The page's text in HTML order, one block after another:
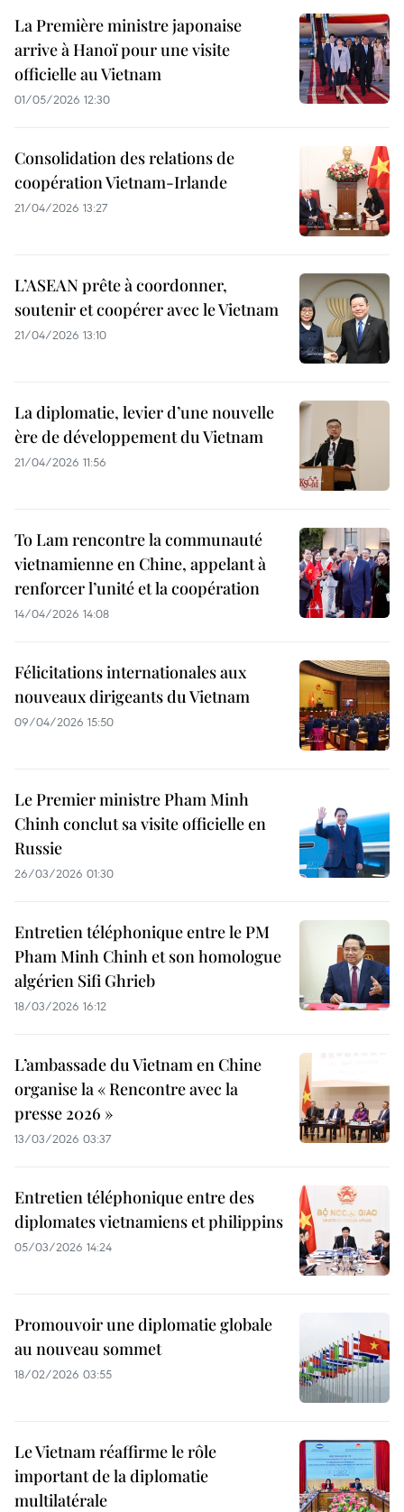
La Première ministre japonaise
arrive à Hanoï pour une visite
officielle au Vietnam
01/05/2026 12:30
Consolidation des relations de
coopération Vietnam-Irlande
21/04/2026 13:27
L’ASEAN prête à coordonner,
soutenir et coopérer avec le Vietnam
21/04/2026 13:10
La diplomatie, levier d’une nouvelle
ère de développement du Vietnam
21/04/2026 11:56
To Lam rencontre la communauté
vietnamienne en Chine, appelant à
renforcer l’unité et la coopération
14/04/2026 14:08
Félicitations internationales aux
nouveaux dirigeants du Vietnam
09/04/2026 15:50
Le Premier ministre Pham Minh
Chinh conclut sa visite officielle en
Russie
26/03/2026 01:30
Entretien téléphonique entre le PM
Pham Minh Chinh et son homologue
algérien Sifi Ghrieb
18/03/2026 16:12
L’ambassade du Vietnam en Chine
organise la « Rencontre avec la
presse 2026 »
13/03/2026 03:37
Entretien téléphonique entre des
diplomates vietnamiens et philippins
05/03/2026 14:24
Promouvoir une diplomatie globale
au nouveau sommet
18/02/2026 03:55
Le Vietnam réaffirme le rôle
important de la diplomatie
multilatérale